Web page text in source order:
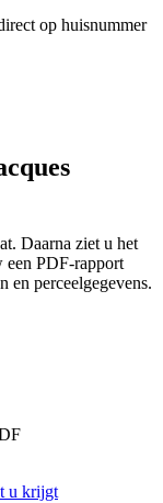
op huisnummer
Daarna ziet u het
een PDF-rapport
en perceelgegevens.
u krijgt